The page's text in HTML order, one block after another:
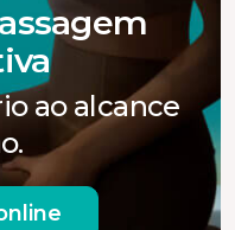
ao alcance